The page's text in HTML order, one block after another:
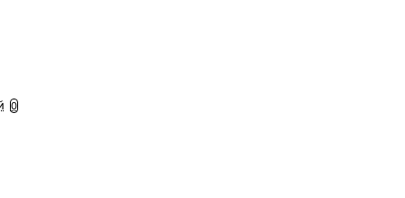
0